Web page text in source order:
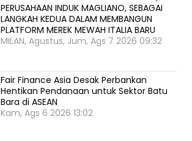
PERUSAHAAN INDUK MAGLIANO, SEBAGAI
LANGKAH KEDUA DALAM MEMBANGUN
PLATFORM MEREK MEWAH ITALIA BARU
MILAN, Agustus, Jum, Ags 7 2026 09:32
Fair Finance Asia Desak Perbankan
Hentikan Pendanaan untuk Sektor Batu
Bara di ASEAN
Kam, Ags 6 2026 13:02